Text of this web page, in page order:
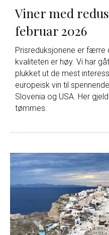
Viner med
februar 2026
Prisreduksjonene er færre
kvaliteten er høy. Vi har
plukket ut de mest
europeisk vin til
Slovenia og USA. Her
tømmes.